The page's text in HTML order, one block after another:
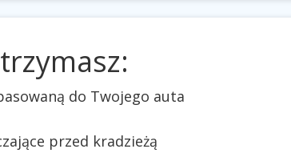
do Twojego auta
przed kradzieżą